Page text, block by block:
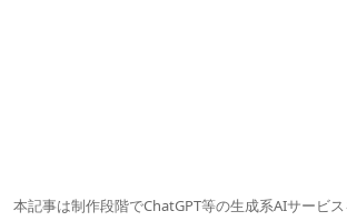
本記事は制作段階でChatGPT等の生成系AIサービ